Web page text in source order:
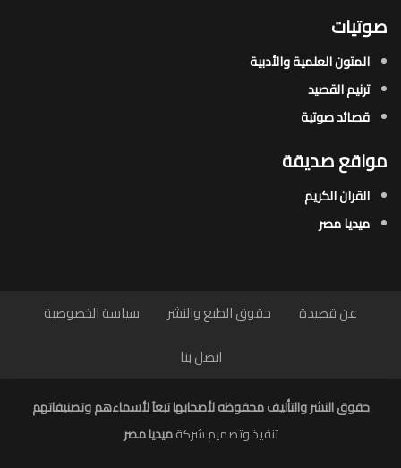
صوتيات
المتون العلمية والأدبية
ترنيم القصيد
قصائد صوتية
مواقع صديقة
القران الكريم
ميديا مصر
عن قصيدة حقوق الطبع والنشر
سياسة الخصوصية
اتصل بنا
حقوق النشر والتأليف محفوظه لأصحابها تبعاَ لأسماءهم وتصنيفاتهم
تنفيذ وتصميم شركةميديا مصر